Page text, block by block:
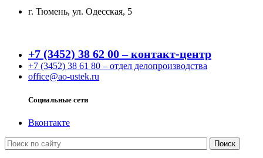
г. Тюмень, ул. Одесская, 5
+7 (3452) 38 62 00 – контакт-центр
+7 (3452) 38 61 80 – отдел делопроизводства
office@ao-ustek.ru
Социальные сети
Вконтакте